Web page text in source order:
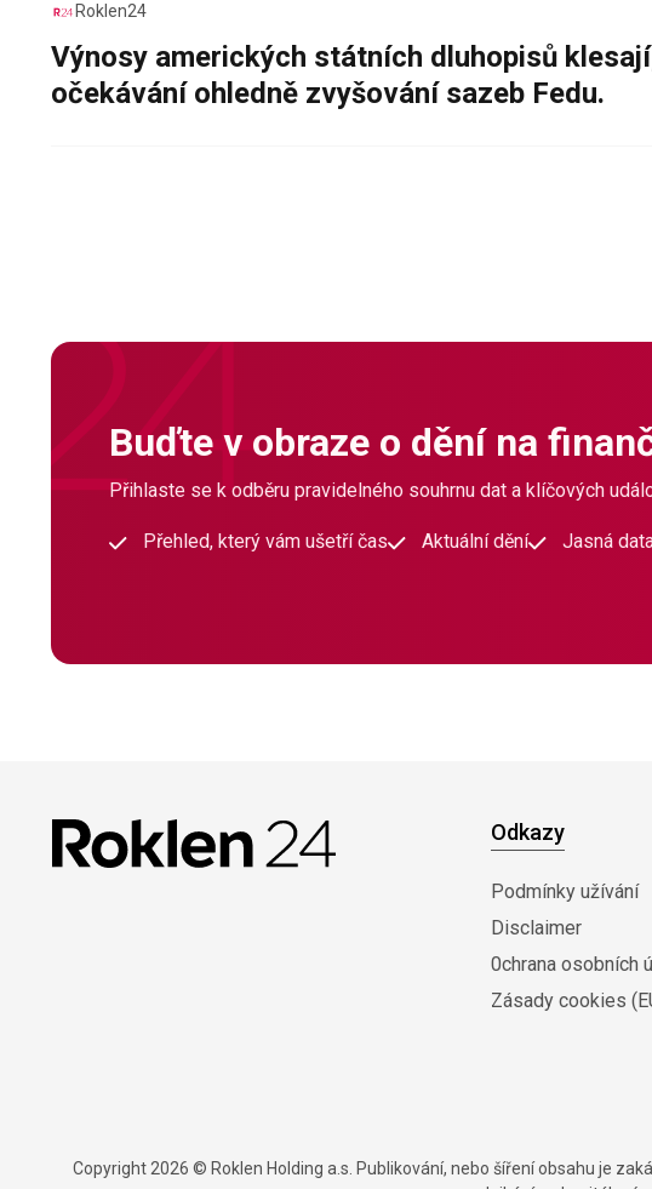
Roklen24
Výnosy amerických státních dluhopisů
očekávání ohledně zvyšování sazeb Fedu.
Buďte v obraze o dění na
Přihlaste se k odběru pravidelného souhrnu dat a klíčových
Přehled, který vám ušetří čas Aktuální dění Jasná
Odkazy
Podmínky užívání
Disclaimer
0chrana osobních
Zásady cookies
Copyright 2026 © Roklen Holding a.s. Publikování, nebo šíření obsahu je